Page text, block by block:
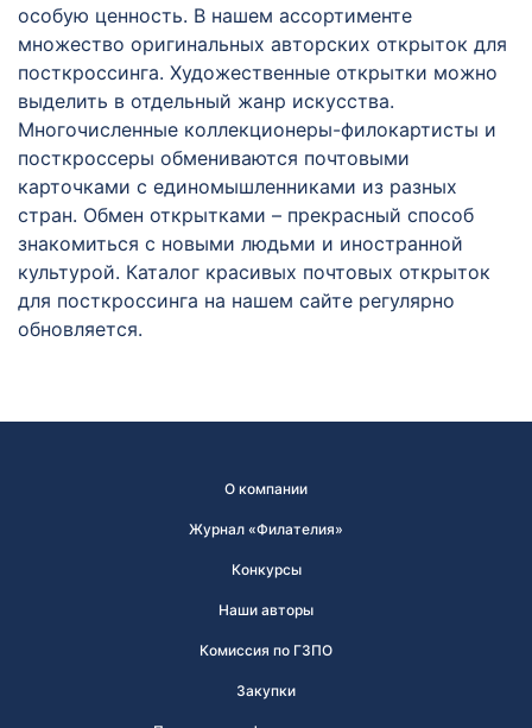
особую ценность. В нашем ассортименте
множество оригинальных авторских открыток для
посткроссинга. Художественные открытки можно
выделить в отдельный жанр искусства.
Многочисленные коллекционеры-филокартисты и
посткроссеры обмениваются почтовыми
карточками с единомышленниками из разных
стран. Обмен открытками – прекрасный способ
знакомиться с новыми людьми и иностранной
культурой. Каталог красивых почтовых открыток
для посткроссинга на нашем сайте регулярно
обновляется.
О компании
Журнал «Филателия»
Конкурсы
Наши авторы
Комиссия по ГЗПО
Закупки